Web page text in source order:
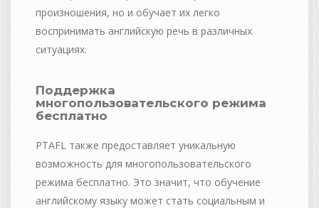
произношения, но и обучает их легко
воспринимать английскую речь в различных
ситуациях.
Поддержка
многопользовательского режима
бесплатно
PTAFL также предоставляет уникальную
возможность для многопользовательского
режима бесплатно. Это значит, что обучение
английскому языку может стать социальным и